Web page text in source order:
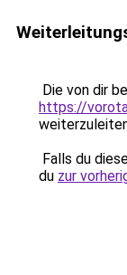
Die von dir
https://
Falls du
du zur